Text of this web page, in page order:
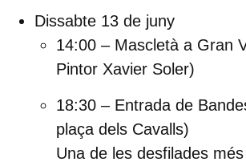
Dissabte 13 de juny
14:00 – Mascletà a Gran
Pintor Xavier Soler)
18:30 – Entrada de
plaça dels Cavalls)
Una de les desfilades més